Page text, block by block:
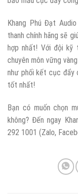
Khang Phú Đạt
thanh chính hãng sẽ
hợp nhất! Với đội kỹ
chuyên môn vững
như phối kết cục đẩy
tốt nhất!
Bạn có muốn chọn
không? Đến ngay
292 1001 (Zalo,